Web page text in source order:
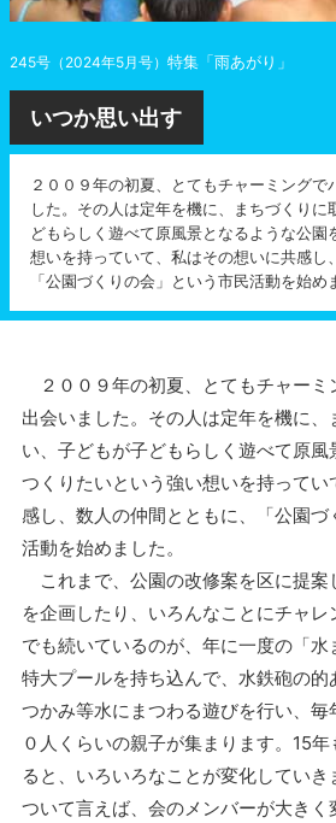
245号（2024年5月号） 特集「雨あがり」
いつか思い出す
２００９年の初夏、とてもチャーミングで
した。その人は定年を機に、まちづくりに
どもらしく遊べて原風景となるような公園
想いを持っていて、私はその想いに共感し
「公園づくりの会」という市民活動を始め
２００９年の初夏、とてもチャーミ
出会いました。その人は定年を機に、
い、子どもが子どもらしく遊べて原
つくりたいという強い想いを持って
感し、数人の仲間とともに、「公園づ
活動を始めました。
これまで、公園の改修案を区に提案
を企画したり、いろんなことにチャレ
でも続いているのが、年に一度の「
特大プールを持ち込んで、水鉄砲の的
つかみ等水にまつわる遊びを行い、毎
０人くらいの親子が集まります。15
ると、いろいろなことが変化してい
ついて言えば、会のメンバーが大きく